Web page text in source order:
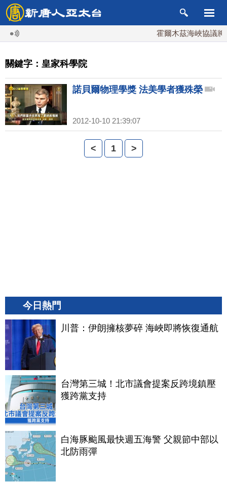
霍爾木茲海峽協議將
關鍵字：皇家科學院
諾貝爾物理學獎 法美學者獲殊榮
2012-10-10 21:39:07
< 1 >
今日熱門
川普：伊朗擁核夢碎 海峽即將恢復通航
台灣第三城！北市議會提案反跨境鎮壓
獲跨黨支持
白海豚颱風最快週五海警 父親節中部以
北防雨彈